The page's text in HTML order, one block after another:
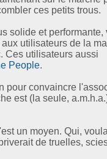
ces petits trous.
solide et performante,
utilisateurs de la
Ces utilisateurs aussi
People.
pour convaincre
est (la seule,
un moyen. Qui,
de truelles,